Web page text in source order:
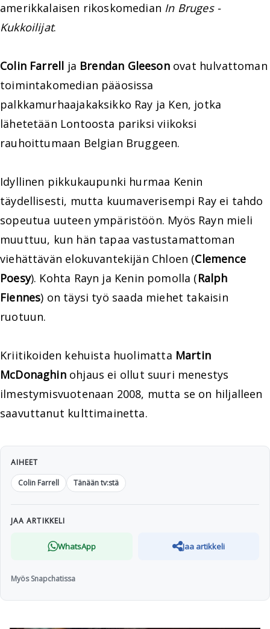
amerikkalaisen rikoskomedian In Bruges -
Kukkoilijat.
Colin Farrell ja Brendan Gleesonovat hulvattoman
toimintakomedian pääosissa
palkkamurhaajakaksikko Ray ja Ken, jotka
lähetetään Lontoosta pariksi viikoksi
rauhoittumaan Belgian Bruggeen.
Idyllinen pikkukaupunki hurmaa Kenin
täydellisesti, mutta kuumaverisempi Ray ei tahdo
sopeutua uuteen ympäristöön. Myös Rayn mieli
muuttuu, kun hän tapaa vastustamattoman
viehättävän elokuvantekijän Chloen (Clemence
Poesy). Kohta Rayn ja Kenin pomolla (Ralph
Fiennes) on täysi työ saada miehet takaisin
ruotuun.
Kriitikoiden kehuista huolimatta Martin
McDonaghinohjaus ei ollut suuri menestys
ilmestymisvuotenaan 2008, mutta se on hiljalleen
saavuttanut kulttimainetta.
AIHEET
Colin Farrell
Tänään tv:stä
JAA ARTIKKELI
WhatsApp Jaa artikkeli
Myös Snapchatissa